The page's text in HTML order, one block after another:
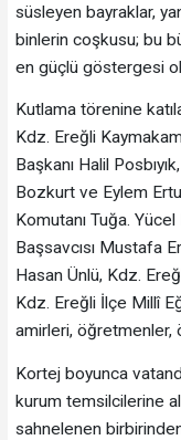
süsleyen bayraklar,
binlerin coşkusu; bu
en güçlü göstergesi
Kutlama törenine
Kdz. Ereğli
Başkanı Halil
Bozkurt ve Eylem
Komutanı Tuğa.
Başsavcısı Mustafa
Hasan Ünlü, Kdz.
Kdz. Ereğli İlçe Millî
amirleri, öğretmenler,
Kortej boyunca
kurum temsilcilerine
sahnelenen